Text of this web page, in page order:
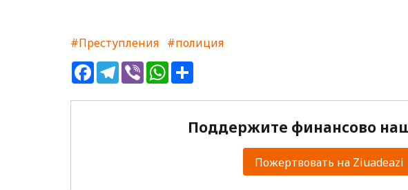
#Преступления #полиция
FacebookTelegram
ViberWhatsApp
Поддержите финансово
Пожертвовать на Ziuadeazi